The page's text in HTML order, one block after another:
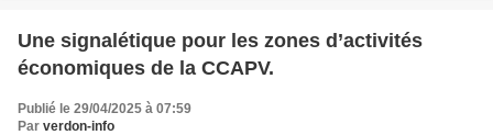
Une signalétique pour les zones d’activités
économiques de la CCAPV.
Publié le 29/04/2025 à 07:59
Par verdon-info